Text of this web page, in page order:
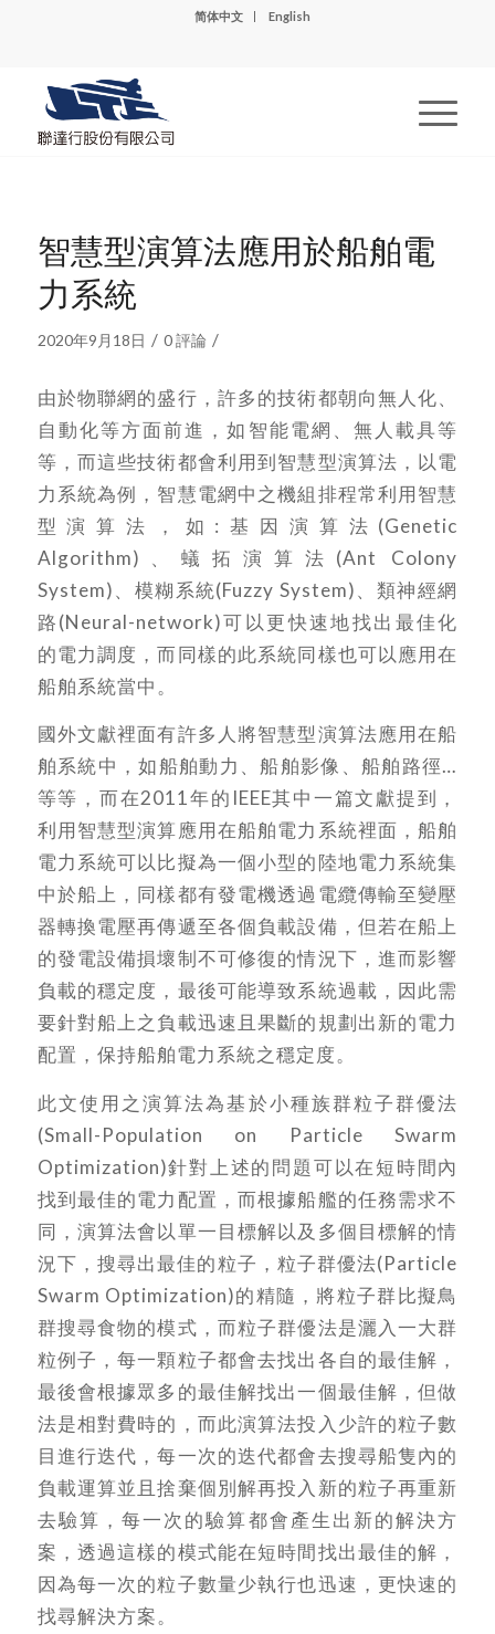
简体中文 English
智慧型演算法應用於船舶電
力系統
2020年9月18日 / 0 評論 /
由於物聯網的盛行，許多的技術都朝向無人化、
自動化等方面前進，如智能電網、無人載具等
等，而這些技術都會利用到智慧型演算法，以電
力系統為例，智慧電網中之機組排程常利用智慧
型演算法，如:基因演算法(Genetic
Algorithm)、蟻拓演算法(Ant Colony
System)、模糊系統(Fuzzy System)、類神經網
路(Neural-network)可以更快速地找出最佳化
的電力調度，而同樣的此系統同樣也可以應用在
船舶系統當中。
國外文獻裡面有許多人將智慧型演算法應用在船
舶系統中，如船舶動力、船舶影像、船舶路徑…
等等，而在2011年的IEEE其中一篇文獻提到，
利用智慧型演算應用在船舶電力系統裡面，船舶
電力系統可以比擬為一個小型的陸地電力系統集
中於船上，同樣都有發電機透過電纜傳輸至變壓
器轉換電壓再傳遞至各個負載設備，但若在船上
的發電設備損壞制不可修復的情況下，進而影響
負載的穩定度，最後可能導致系統過載，因此需
要針對船上之負載迅速且果斷的規劃出新的電力
配置，保持船舶電力系統之穩定度。
此文使用之演算法為基於小種族群粒子群優法
(Small-Population on Particle Swarm
Optimization)針對上述的問題可以在短時間內
找到最佳的電力配置，而根據船艦的任務需求不
同，演算法會以單一目標解以及多個目標解的情
況下，搜尋出最佳的粒子，粒子群優法(Particle
Swarm Optimization)的精隨，將粒子群比擬鳥
群搜尋食物的模式，而粒子群優法是灑入一大群
粒例子，每一顆粒子都會去找出各自的最佳解，
最後會根據眾多的最佳解找出一個最佳解，但做
法是相對費時的，而此演算法投入少許的粒子數
目進行迭代，每一次的迭代都會去搜尋船隻內的
負載運算並且捨棄個別解再投入新的粒子再重新
去驗算，每一次的驗算都會產生出新的解決方
案，透過這樣的模式能在短時間找出最佳的解，
因為每一次的粒子數量少執行也迅速，更快速的
找尋解決方案。